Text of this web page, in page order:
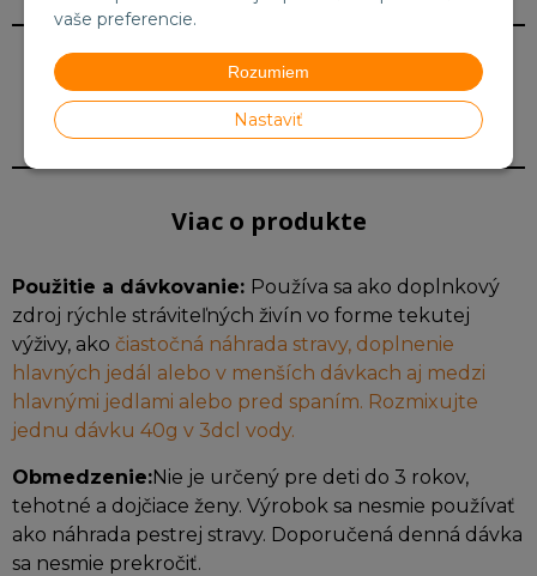
vaše preferencie.
Rozumiem
Nastaviť
Viac o produkte
Použitie a dávkovanie: Používa sa ako doplnkový
zdroj rýchle stráviteľných živín vo forme tekutej
výživy, ako čiastočná náhrada stravy, doplnenie
hlavných jedál alebo v menších dávkach aj medzi
hlavnými jedlami alebo pred spaním. Rozmixujte
jednu dávku 40g v 3dcl vody.
Obmedzenie:Nie je určený pre deti do 3 rokov,
tehotné a dojčiace ženy. Výrobok sa nesmie používať
ako náhrada pestrej stravy. Doporučená denná dávka
sa nesmie prekročiť.